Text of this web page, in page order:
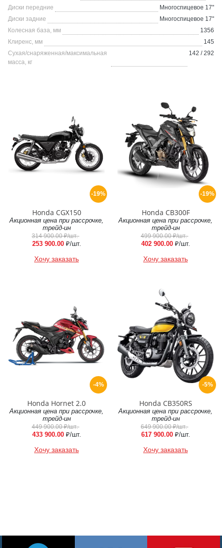
Диски передние
Многоспицевое 17''
Диски задние
Многоспицевое 17''
Колесная база, мм
1356
Клиренс, мм
145
Сухая/снаряженная/максимальная
масса, кг
142 / 292
-19%
Honda CGX150
Акционная цена при рассрочке,
трейд-ин
314 900.00₽/шт.
253 900.00 ₽/шт.
Хочу заказать
-19%
Honda CB300F
Акционная цена при рассрочке,
трейд-ин
499 900.00₽/шт.
402 900.00 ₽/шт.
Хочу заказать
-4%
Honda Hornet 2.0
Акционная цена при рассрочке,
трейд-ин
449 900.00₽/шт.
433 900.00 ₽/шт.
Хочу заказать
-5%
Honda CB350RS
Акционная цена при рассрочке,
трейд-ин
649 900.00₽/шт.
617 900.00 ₽/шт.
Хочу заказать